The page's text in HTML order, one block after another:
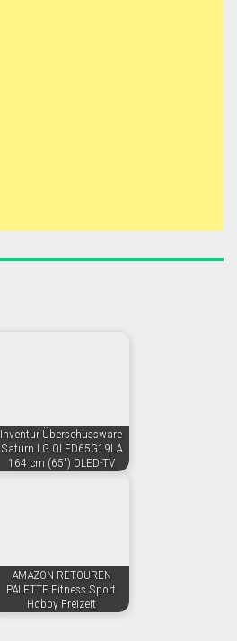
Inventur Überschussware
Saturn LG OLED65G19LA
164 cm (65") OLED-TV
AMAZON RETOUREN
PALETTE Fitness Sport
Hobby Freizeit